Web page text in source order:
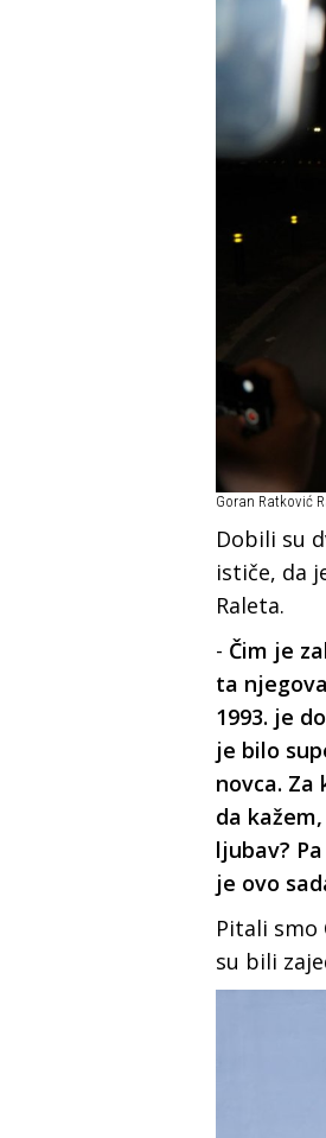
Goran Ratković
Dobili su
ističe, da
Raleta.
- Čim je
ta
1993. je
je bilo
novca.
da
ljubav?
je ovo
Pitali smo
su bili